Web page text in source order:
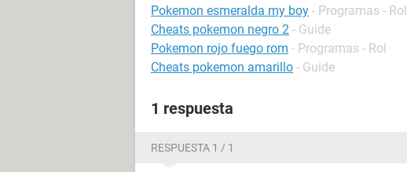
Pokemon esmeralda my boy - Programas - Rol
Cheats pokemon negro 2 - Guide
Pokemon rojo fuego rom - Programas - Rol
Cheats pokemon amarillo - Guide
1 respuesta
RESPUESTA 1 / 1